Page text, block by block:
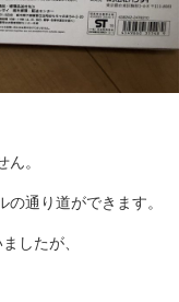
。
通り道ができます。
したが、